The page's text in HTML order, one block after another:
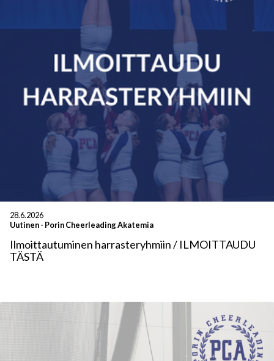
28.6.2026
Uutinen- Porin Cheerleading Akatemia
Ilmoittautuminen harrasteryhmiin / ILMOITTAUDU
TÄSTÄ